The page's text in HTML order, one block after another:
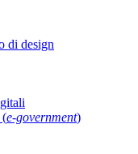
di design
(e-government)